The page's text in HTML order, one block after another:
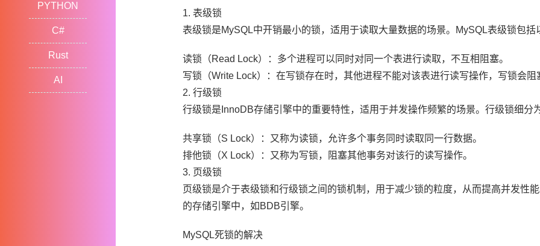
PYTHON
C#
Rust
AI
1. 表级锁
表级锁是MySQL中开销最小的锁，适用于读取大量数据的场景。MySQL表级锁包括
读锁（Read Lock）：多个进程可以同时对同一个表进行读取，不互相阻塞。
写锁（Write Lock）：在写锁存在时，其他进程不能对该表进行读写操作，写锁会阻
2. 行级锁
行级锁是InnoDB存储引擎中的重要特性，适用于并发操作频繁的场景。行级锁细分
共享锁（S Lock）：又称为读锁，允许多个事务同时读取同一行数据。
排他锁（X Lock）：又称为写锁，阻塞其他事务对该行的读写操作。
3. 页级锁
页级锁是介于表级锁和行级锁之间的锁机制，用于减少锁的粒度，从而提高并发性
的存储引擎中，如BDB引擎。
MySQL死锁的解决